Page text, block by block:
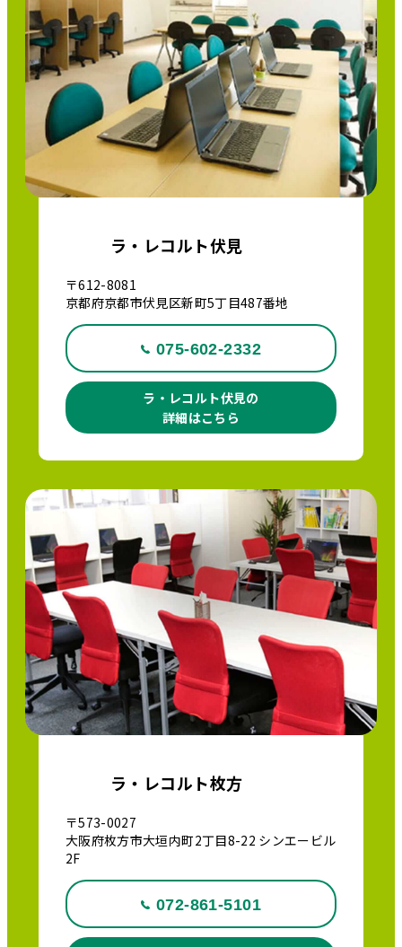
ラ・レコルト伏見
〒612-8081
京都府京都市伏見区新町5丁目487番地
075-602-2332
ラ・レコルト伏見の
詳細はこちら
ラ・レコルト枚方
〒573-0027
大阪府枚方市大垣内町2丁目8-22 シンエービル
2F
072-861-5101